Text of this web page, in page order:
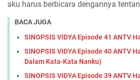
aku harus berbicara dengannya
BACA JUGA
SINOPSIS VIDYA Episode 41 ANTV
SINOPSIS VIDYA Episode 40 ANTV
Dalam Kata-Kata Nanku)
SINOPSIS VIDYA Episode 39 ANTV